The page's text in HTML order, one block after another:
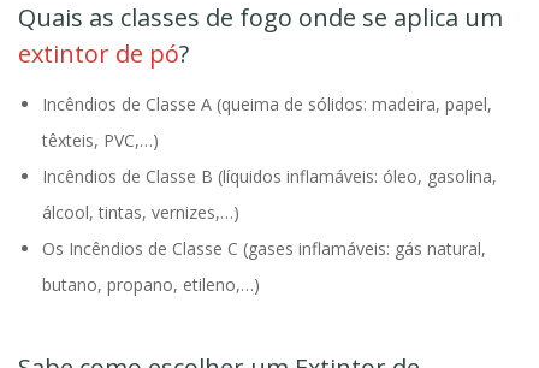
Quais as classes de fogo onde se aplica um
extintor de pó?
Incêndios de Classe A (queima de sólidos: madeira, papel,
têxteis, PVC,…)
Incêndios de Classe B (líquidos inflamáveis: óleo, gasolina,
álcool, tintas, vernizes,…)
Os Incêndios de Classe C (gases inflamáveis: gás natural,
butano, propano, etileno,…)